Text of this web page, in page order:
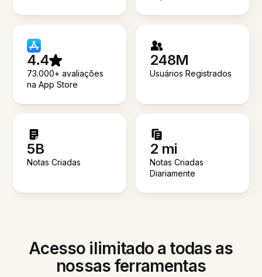
4.4
73.000+ avaliações
na App Store
248M
Usuários Registrados
5B
Notas Criadas
2 mi
Notas Criadas
Diariamente
Acesso ilimitado a todas as
nossas ferramentas